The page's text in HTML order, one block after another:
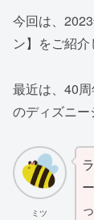
今回は、
ン】をご紹介
最近は、40
のディズニー
ミツ